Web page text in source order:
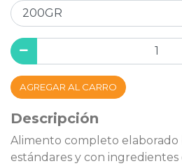
AGREGAR AL CARRO
Descripción
Alimento completo elaborado
estándares y con ingredientes